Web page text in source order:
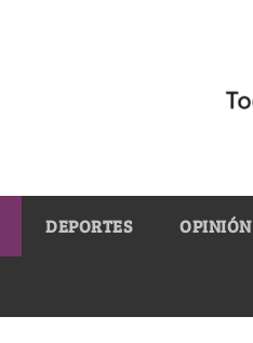
DEPORTES OPINIÓN